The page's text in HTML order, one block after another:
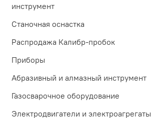
инструмент
Станочная оснастка
Распродажа Калибр-пробок
Приборы
Абразивный и алмазный инструмент
Газосварочное оборудование
Электродвигатели и электроагрегаты